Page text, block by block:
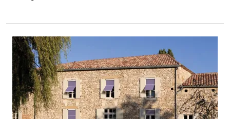
Utensili cucina
Soggiorno
Mobili Soggiorno
Librerie
Vetrine
pavimento
Stube
Climatizzatori
Climatizzatore
Deumidificatori